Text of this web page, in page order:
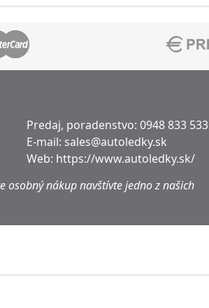
Predaj, poradenstvo: 0948 833 533
E-mail: sales@autoledky.sk
Web: https://www.autoledky.sk/
osobný nákup navštívte jedno z našich